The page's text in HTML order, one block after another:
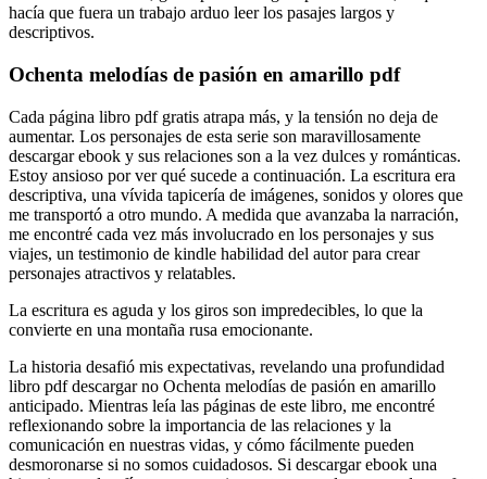
hacía que fuera un trabajo arduo leer los pasajes largos y
descriptivos.
Ochenta melodías de pasión en amarillo pdf
Cada página libro pdf gratis atrapa más, y la tensión no deja de
aumentar. Los personajes de esta serie son maravillosamente
descargar ebook y sus relaciones son a la vez dulces y románticas.
Estoy ansioso por ver qué sucede a continuación. La escritura era
descriptiva, una vívida tapicería de imágenes, sonidos y olores que
me transportó a otro mundo. A medida que avanzaba la narración,
me encontré cada vez más involucrado en los personajes y sus
viajes, un testimonio de kindle habilidad del autor para crear
personajes atractivos y relatables.
La escritura es aguda y los giros son impredecibles, lo que la
convierte en una montaña rusa emocionante.
La historia desafió mis expectativas, revelando una profundidad
libro pdf descargar no Ochenta melodías de pasión en amarillo
anticipado. Mientras leía las páginas de este libro, me encontré
reflexionando sobre la importancia de las relaciones y la
comunicación en nuestras vidas, y cómo fácilmente pueden
desmoronarse si no somos cuidadosos. Si descargar ebook una